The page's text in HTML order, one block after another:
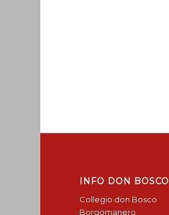
INFO DON BOSCO
Collegio don Bosco
Borgomanero